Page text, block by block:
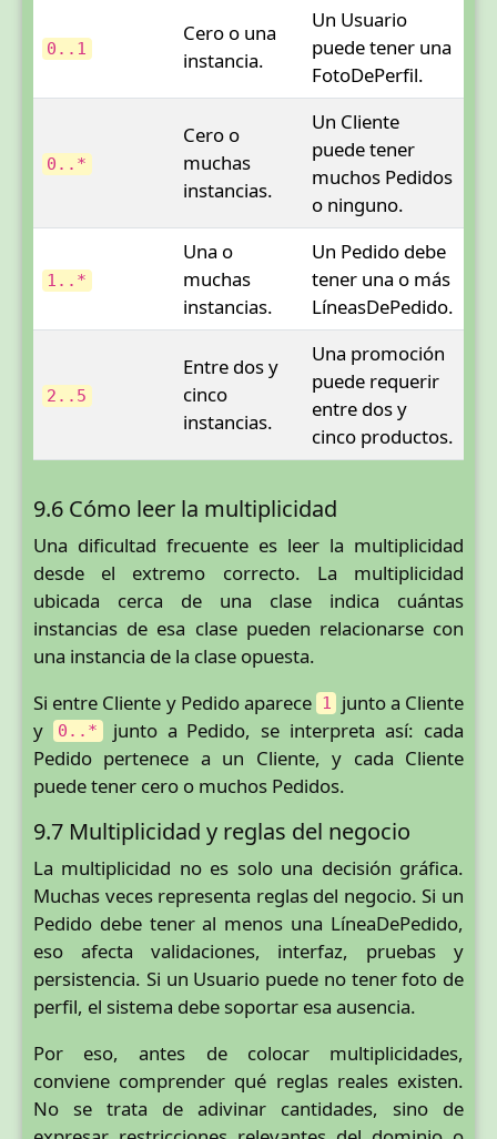
0..1
Cero o una
instancia.
Un Usuario
puede tener una
FotoDePerfil.
0..*
Cero o
muchas
instancias.
Un Cliente
puede tener
muchos Pedidos
o ninguno.
1..*
Una o
muchas
instancias.
Un Pedido debe
tener una o más
LíneasDePedido.
2..5
Entre dos y
cinco
instancias.
Una promoción
puede requerir
entre dos y
cinco productos.
9.6 Cómo leer la multiplicidad
Una dificultad frecuente es leer la multiplicidad
desde el extremo correcto. La multiplicidad
ubicada cerca de una clase indica cuántas
instancias de esa clase pueden relacionarse con
una instancia de la clase opuesta.
Si entre Cliente y Pedido aparece 1
junto a Cliente
y
0..* junto a Pedido, se interpreta así: cada
Pedido pertenece a un Cliente, y cada Cliente
puede tener cero o muchos Pedidos.
9.7 Multiplicidad y reglas del negocio
La multiplicidad no es solo una decisión gráfica.
Muchas veces representa reglas del negocio. Si un
Pedido debe tener al menos una LíneaDePedido,
eso afecta validaciones, interfaz, pruebas y
persistencia. Si un Usuario puede no tener foto de
perfil, el sistema debe soportar esa ausencia.
Por eso, antes de colocar multiplicidades,
conviene comprender qué reglas reales existen.
No se trata de adivinar cantidades, sino de